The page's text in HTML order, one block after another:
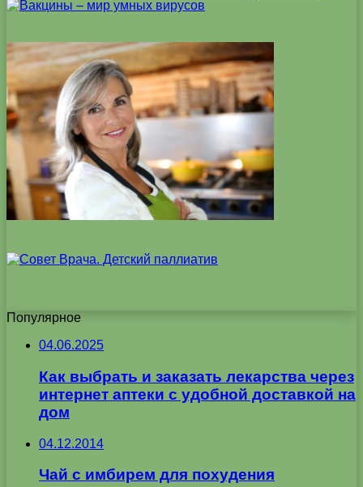
Популярное
04.06.2025
Как выбрать и заказать лекарства через
интернет аптеки с удобной доставкой на
дом
04.12.2014
Чай с имбирем для похудения